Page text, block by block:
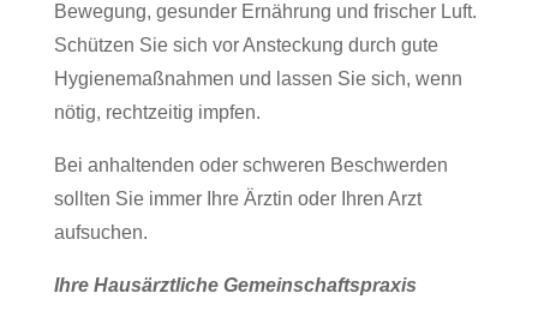
Bewegung, gesunder Ernährung und frischer Luft.
Schützen Sie sich vor Ansteckung durch gute
Hygienemaßnahmen und lassen Sie sich, wenn
nötig, rechtzeitig impfen.
Bei anhaltenden oder schweren Beschwerden
sollten Sie immer Ihre Ärztin oder Ihren Arzt
aufsuchen.
Ihre Hausärztliche Gemeinschaftspraxis